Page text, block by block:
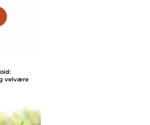
velvære